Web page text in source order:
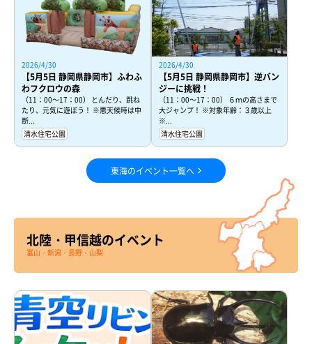
2026/4/30
【5月5日 静岡県静岡市】ふわふ
わフクロウの森
（11：00～17：00） とんだり、跳ね
たり、元気に遊ぼう！ ※悪天候時は中
断...
清水住宅公園
2026/4/30
【5月5日 静岡県静岡市】逆バン
ジーに挑戦！
（11：00～17：00） ６ｍの高さまで
大ジャンプ！ ※対象年齢：３歳以上
※...
清水住宅公園
東海のイベント一覧へ
北陸・甲信越のイベント
富山・新潟・長野・山梨